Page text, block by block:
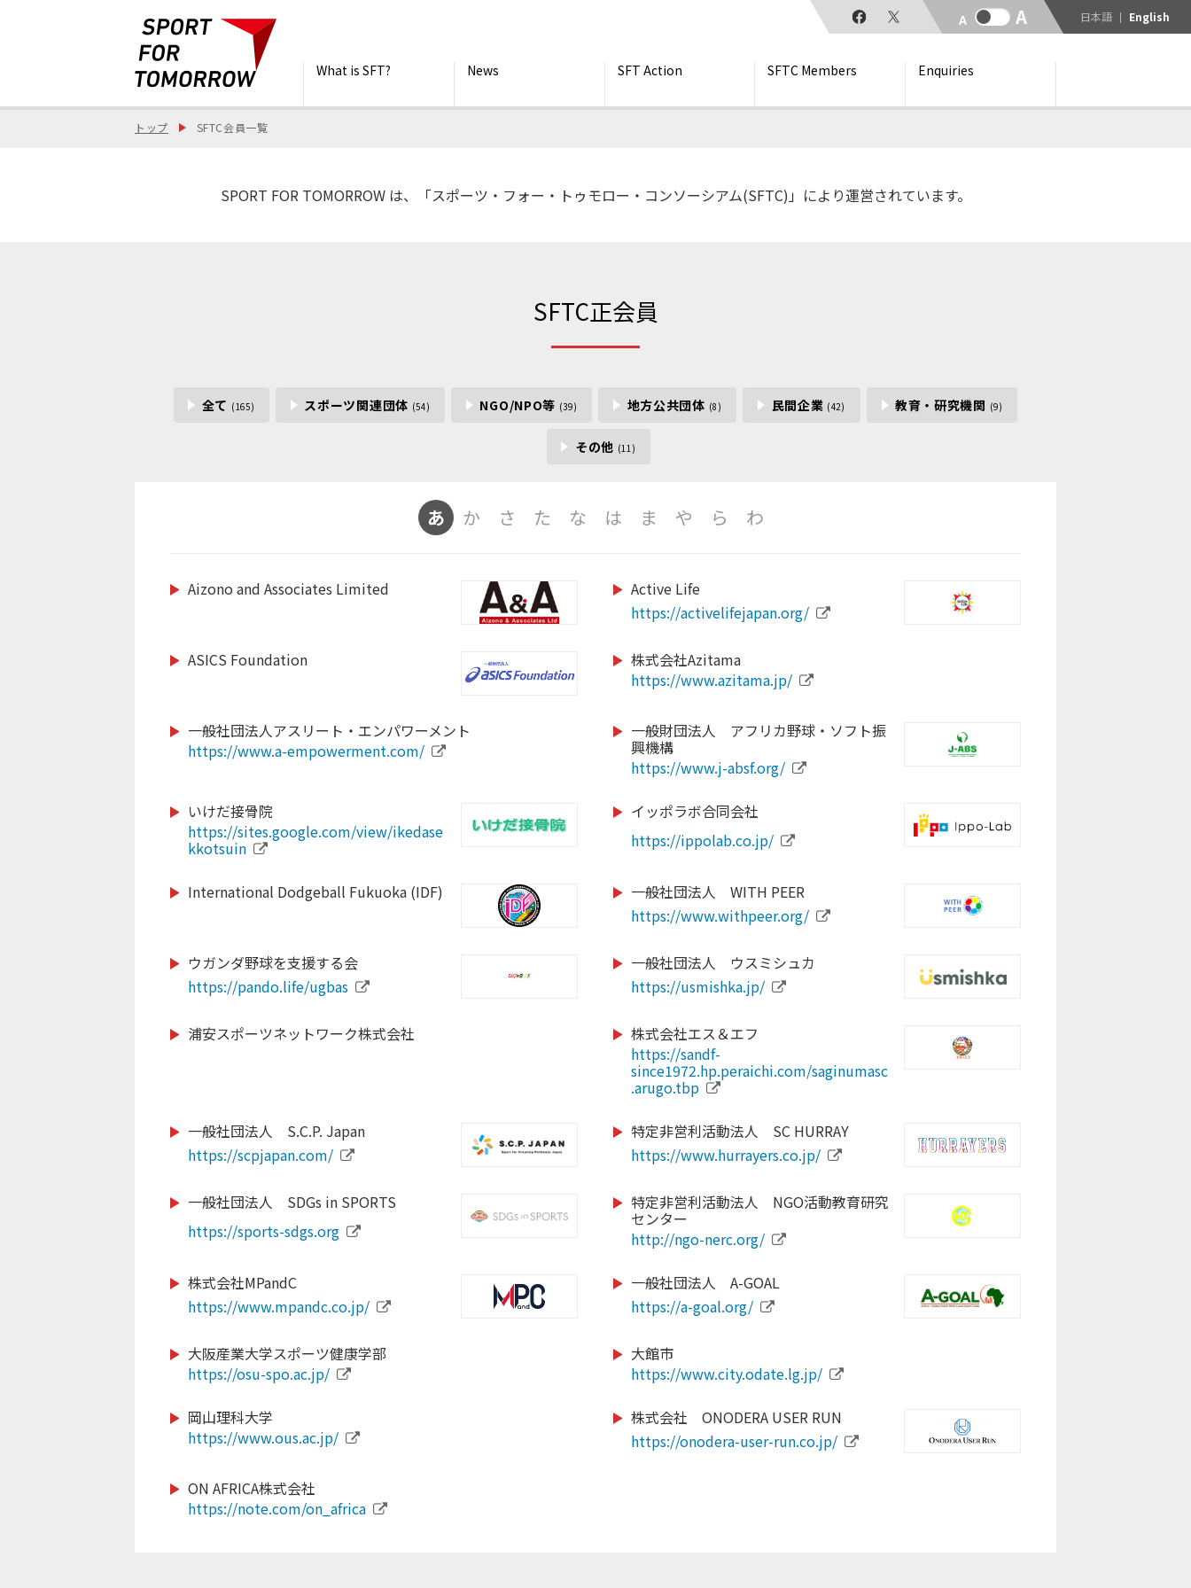
What is SFT? News SFT Action SFTC Members Enquiries
日本語 English
トップ SFTC会員一覧
SPORT FOR TOMORROW は、「スポーツ・フォー・トゥモロー・コンソーシアム(SFTC)」により運営されています。
SFTC正会員
全て (165) スポーツ関連団体 (54) NGO/NPO等 (39) 地方公共団体 (8) 民間企業 (42) 教育・研究機関 (9)
その他 (11)
あ か さ た な は ま や ら わ
Aizono and Associates Limited
Active Life
https://activelifejapan.org/
ASICS Foundation
株式会社Azitama
https://www.azitama.jp/
一般社団法人アスリート・エンパワーメント
https://www.a-empowerment.com/
一般財団法人 アフリカ野球・ソフト振
興機構
https://www.j-absf.org/
いけだ接骨院
https://sites.google.com/view/ikedase
kkotsuin
イッポラボ合同会社
https://ippolab.co.jp/
International Dodgeball Fukuoka (IDF)
一般社団法人 WITH PEER
https://www.withpeer.org/
ウガンダ野球を支援する会
https://pando.life/ugbas
一般社団法人 ウスミシュカ
https://usmishka.jp/
浦安スポーツネットワーク株式会社
株式会社エス＆エフ
https://sandf-
since1972.hp.peraichi.com/saginumasc
.arugo.tbp
一般社団法人 S.C.P. Japan
https://scpjapan.com/
特定非営利活動法人 SC HURRAY
https://www.hurrayers.co.jp/
一般社団法人 SDGs in SPORTS
https://sports-sdgs.org
特定非営利活動法人 NGO活動教育研究
センター
http://ngo-nerc.org/
株式会社MPandC
https://www.mpandc.co.jp/
一般社団法人 A-GOAL
https://a-goal.org/
大阪産業大学スポーツ健康学部
https://osu-spo.ac.jp/
大館市
https://www.city.odate.lg.jp/
岡山理科大学
https://www.ous.ac.jp/
株式会社 ONODERA USER RUN
https://onodera-user-run.co.jp/
ON AFRICA株式会社
https://note.com/on_africa
https://www.city.kamaishi.iwate.jp/
https://color-bath.jp/
https://thecultivator.jp/ https://www.frontale.co.jp/
https://footballcamp-cup.com/
https://www.globalbridge.plus/
https://www.idcj.jp/
iesa.jp
http://www.budo-u.ac.jp/
https://www.tkse.org/
https://xiborg.jp
https://www.city.sapporo.jp/
https://sanix.jp/ https://samasama.site/home/play-for-
sos-2/
https://shizuoka-parasports.jp/ https://www.city.shizuoka.lg.jp/
https://synergia.co.jp/ https://www.seedsfootball.com/
https://www.ygu.ac.jp/
https://www.instagram.com/seed_for_
official
https://jetprogramme.org/ja/ https://ji-institute.com/
https://www.spocom.org/
https://judo3.org/
https://gxa.co.jp/
https://gmss.jp https://www.swimmy-ss.com/
https://www.suenodeportes2014.com/ https://www.nagoyaparkour.com/
https://www.scsagamihara.com/school/school
https://sbsso.com/
https://www.sports-f.co.jp/
https://www.kcaa-jp.org/
https://team-adp.com/
https://www.tsuzukisports.com/ https://www.city.tsuruoka.lg.jp/
https://ticadgames.org/ https://palau-consulting-company.jimdosite.com/
https://www.instagram.com/tokyotennisvibes
https://tosacho-sc.jp/ https://www.toshimakubasketball.org/
https://tochigi-pref-sports-commission.com/ https://www.totos.or.jp/
l
https://gateway-hotel.co.jp/
https://www.city.nikaho.akita.jp
https://www.facebook.com/profile.php?
id=100066460779639#
http://www.web-jpfa.jp
https://www.nipponbudokan.or.jp http://www.jihf.or.jp
https://j-wfa.jp/
https://japan-obstacle.org/ https://kickbase-japan.org
https://cricket.or.jp/
https://jwrf.jp/ https://jppc.jp/
https://www.jice.org https://www.cozy-sports.com/nagano-
school/nagano/
http://www.softball.or.jp https://jsfa-official.jp/
https://www.nittai.ac.jp/ https://jpn-gym.jp/
https://pa-moja20.com/
https://www.samuraitrip07.com/home
-1
http://mie-pearls.com https://ehsc.jp/
https://www.ran-mei.com/ https://hiroshima-u-kendo.com/
https://peaceboat.org/ https://www.pref.fukuoka.lg.jp/life/5/44/202/
https://hamadori-yakyu.com/fbp/
https://verspah.jp
https://corp.mizuno.com/jp
https://mugenservice.co.jp/ https://www.andrew.ac.jp/
https://www.monkeymagic.or.jp
https://www.baystars.co.jp/corporate/
https://www.giants.jp/
https://www.lovefutbol-japan.org/
https://www.ritsumei.ac.jp/shs/